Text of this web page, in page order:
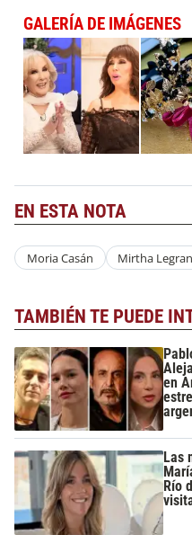
GALERÍA DE IMÁGENES
EN ESTA NOTA
Moria Casán Mirtha
TAMBIÉN TE PUEDE
en
Las
Río